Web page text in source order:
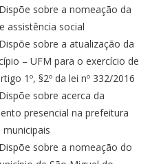
sobre a nomeação da
assistência social
sobre a atualização da
– UFM para o exercício de
1º, §2º da lei nº 332/2016
sobre acerca da
presencial na prefeitura
sobre a nomeação do